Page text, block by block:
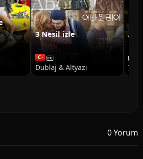
3 Nesil izle
Dublaj & Altyazı
0 Yorum